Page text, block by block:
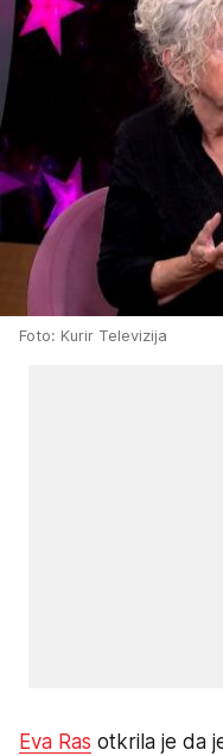
Foto: Kurir Televizija
Eva Ras otkrila je da